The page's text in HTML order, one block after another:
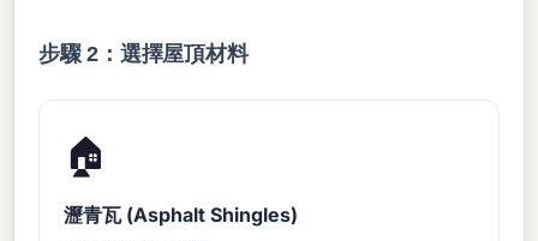
步驟 2：選擇屋頂材料
🏠
瀝青瓦 (Asphalt Shingles)